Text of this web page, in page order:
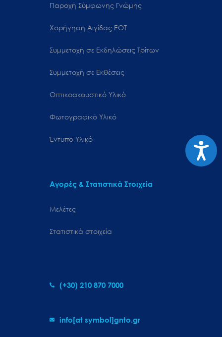
Παροχή Σύμφωνης Γνώμης
Χορήγηση Αιγίδας ΕΟΤ
Συμμετοχή σε Εκδηλώσεις Τρίτων
Συμμετοχή σε Εκθέσεις
Οπτικοακουστικό Υλικό
Φωτογραφικό Υλικό
Έντυπο Υλικό
Αγορές & Στατιστικά Στοιχεία
Μελέτες
Στατιστικά στοιχεία
(+30) 210 870 7000
info[at symbol]gnto.gr